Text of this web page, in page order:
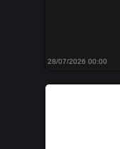
28/07/2026 00:00